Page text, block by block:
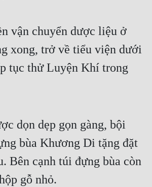
vận chuyển dược liệu ở
xong, trở về tiểu viện dưới
tục thử Luyện Khí trong
dọn dẹp gọn gàng, bội
bùa Khương Di tặng đặt
Bên cạnh túi đựng bùa còn
gỗ nhỏ.